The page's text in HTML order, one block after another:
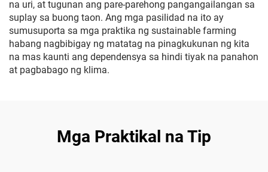
na uri, at tugunan ang pare-parehong pangangailangan sa
suplay sa buong taon. Ang mga pasilidad na ito ay
sumusuporta sa mga praktika ng sustainable farming
habang nagbibigay ng matatag na pinagkukunan ng kita
na mas kaunti ang dependensya sa hindi tiyak na panahon
at pagbabago ng klima.
Mga Praktikal na Tip